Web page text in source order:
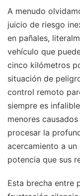
A menudo
juicio de riesgo
en pañales,
vehículo que
cinco kilómetros
situación de
control remoto
siempre es
menores
procesar la
acercamiento a
potencia que sus
Esta brecha entre